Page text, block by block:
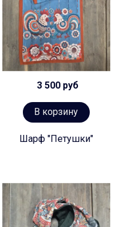
3 500 руб
В корзину
Шарф "Петушки"